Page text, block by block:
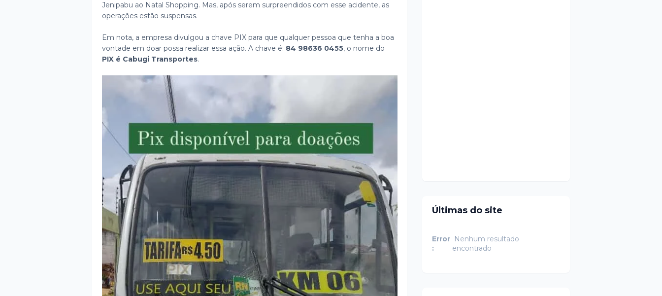
Jenipabu ao Natal Shopping. Mas, após serem surpreendidos com esse acidente, as
operações estão suspensas.
Em nota, a empresa divulgou a chave PIX para que qualquer pessoa que tenha a boa
vontade em doar possa realizar essa ação. A chave é: 84 98636 0455, o nome do
PIX é Cabugi Transportes.
Últimas do site
Error
:
Nenhum resultado
encontrado